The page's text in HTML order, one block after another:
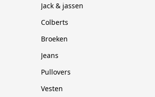
Jack & jassen
Colberts
Broeken
Jeans
Pullovers
Vesten